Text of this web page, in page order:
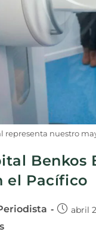
representa nuestro
Benkos
el Pacífico
abril